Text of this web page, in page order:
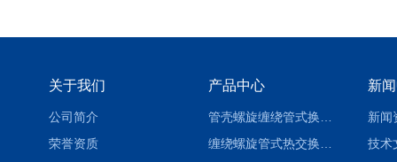
关于我们
公司简介
荣誉资质
产品中心 新
新闻
技术